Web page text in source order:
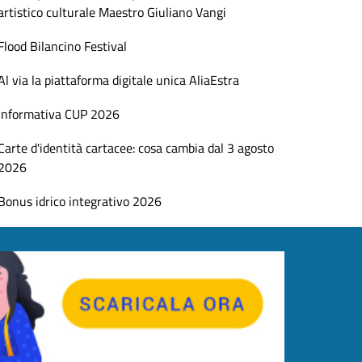
culturale Maestro Giuliano Vangi
Bilancino Festival
via la piattaforma digitale unica AliaEstra
CUP 2026
d'identità cartacee: cosa cambia dal 3 agosto
idrico integrativo 2026